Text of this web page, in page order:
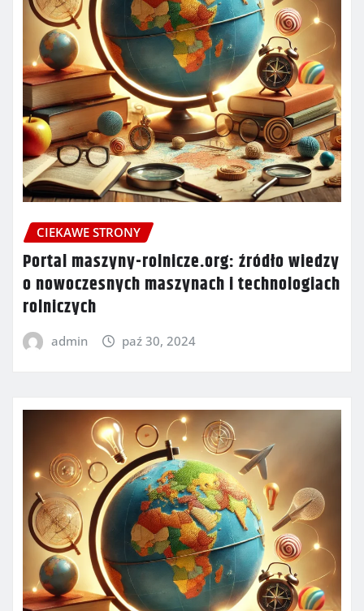
CIEKAWE STRONY
Portal maszyny-rolnicze.org: źródło wiedzy
o nowoczesnych maszynach i technologiach
rolniczych
admin paź 30, 2024